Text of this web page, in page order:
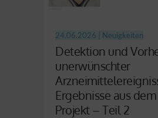
24.06.2026 | Neuigkeiten
Detektion und
unerwünschter
Ergebnisse aus dem
Projekt – Teil 2